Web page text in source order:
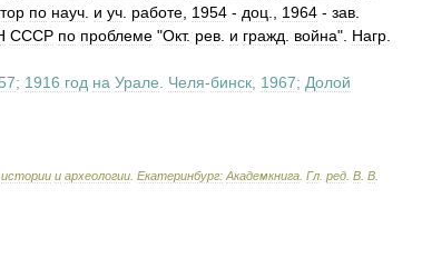
по науч и уч работе 1954 - доц 1964 - зав
СССР по проблеме "Окт. рев и гражд война". Нагр
; 1916 год на Урале Челя-бинск 1967; Долой
истории и археологии Екатеринбург: Академкнига Гл ред В В